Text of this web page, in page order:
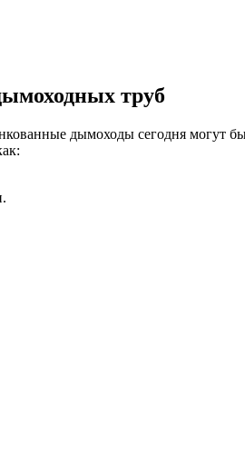
труб
дымоходы сегодня могут